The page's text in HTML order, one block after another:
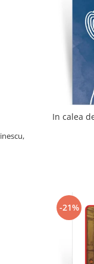
-21%